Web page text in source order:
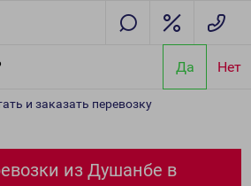
Да Нет
и заказать перевозку
из Душанбе в